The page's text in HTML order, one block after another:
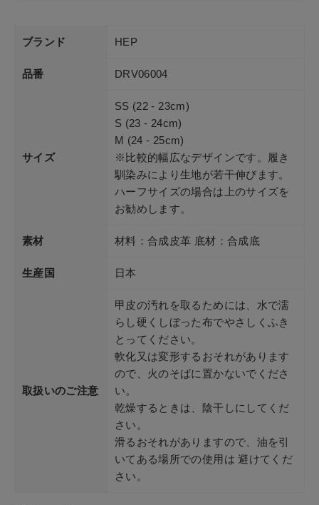
ブランド HEP
品番 DRV06004
サイズ
SS (22 - 23cm)
S (23 - 24cm)
M (24 - 25cm)
※比較的幅広なデザインです。履き
馴染みにより生地が若干伸びます。
ハーフサイズの場合は上のサイズを
お勧めします。
素材 材料：合成皮革 底材：合成底
生産国 日本
取扱いのご注意
甲皮の汚れを取るためには、水で濡
らし硬くしぼった布でやさしくふき
とってください。
軟化又は変形するおそれがあります
ので、火のそばに置かないでくださ
い。
乾燥するときは、陰干しにしてくだ
さい。
滑るおそれがありますので、油を引
いてある場所での使用は 避けてくだ
さい。